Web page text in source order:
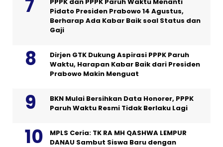
Pidato Presiden Prabowo 14 Agustus,
Berharap Ada Kabar Baik soal Status dan
Gaji
Dirjen GTK Dukung Aspirasi PPPK Paruh
Waktu, Harapan Kabar Baik dari Presiden
Prabowo Makin Menguat
BKN Mulai Bersihkan Data Honorer, PPPK
Paruh Waktu Resmi Tidak Berlaku Lagi
MPLS Ceria: TK RA MH QASHWA LEMPUR
DANAU Sambut Siswa Baru dengan